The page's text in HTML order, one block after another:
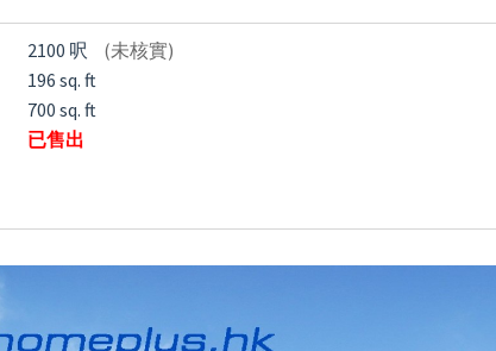
2100 呎
(未核實)
196 sq. ft
700 sq. ft
已售出